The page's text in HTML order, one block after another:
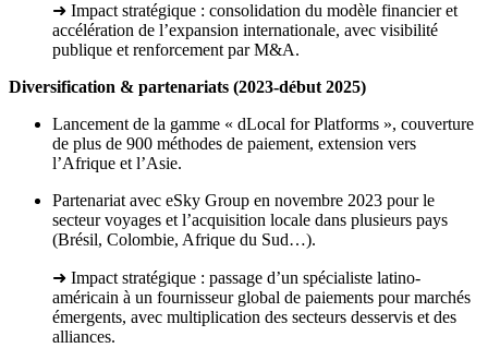
➜ Impact stratégique : consolidation du modèle financier et
accélération de l’expansion internationale, avec visibilité
publique et renforcement par M&A.
Diversification & partenariats (2023-début 2025)
Lancement de la gamme « dLocal for Platforms », couverture
de plus de 900 méthodes de paiement, extension vers
l’Afrique et l’Asie.
Partenariat avec eSky Group en novembre 2023 pour le
secteur voyages et l’acquisition locale dans plusieurs pays
(Brésil, Colombie, Afrique du Sud…).
➜ Impact stratégique : passage d’un spécialiste latino-
américain à un fournisseur global de paiements pour marchés
émergents, avec multiplication des secteurs desservis et des
alliances.